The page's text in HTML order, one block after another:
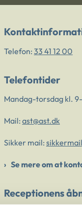
Telefon: 33 41 12 00
Telefontider
Mandag-torsdag kl.
Mail: ast@ast.dk
Sikker mail:
Se mere om at
Receptionens